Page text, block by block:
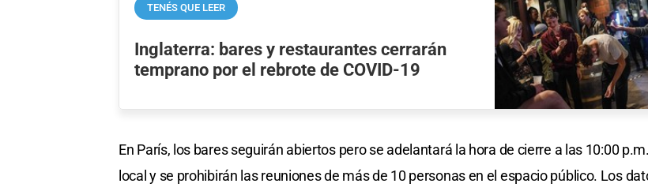
TENÉS QUE LEER
Inglaterra: bares y restaurantes cerrarán
temprano por el rebrote de COVID-19
En París, los bares seguirán abiertos pero se adelantará la hora de cierre a las 10:00
local y se prohibirán las reuniones de más de 10 personas en el espacio público. Los